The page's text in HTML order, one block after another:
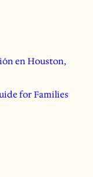
en Houston,
for Families